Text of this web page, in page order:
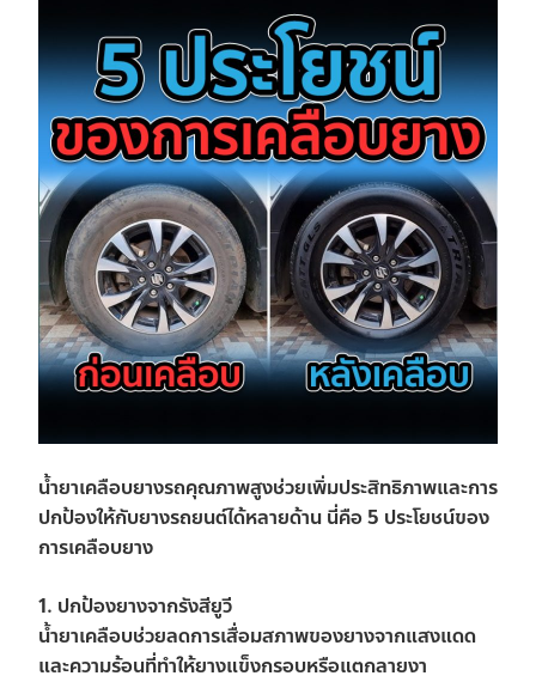
น้ำยาเคลือบยางรถคุณภาพสูงช่วยเพิ่มประสิทธิภาพและการ
ปกป้องให้กับยางรถยนต์ได้หลายด้าน นี่คือ 5 ประโยชน์ของ
การเคลือบยาง
1. ปกป้องยางจากรังสียูวี
น้ำยาเคลือบช่วยลดการเสื่อมสภาพของยางจากแสงแดด
และความร้อนที่ทำให้ยางแข็งกรอบหรือแตกลายงา